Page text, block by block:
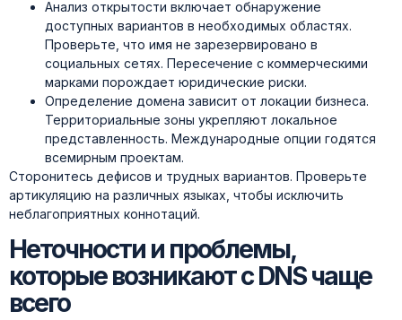
Анализ открытости включает обнаружение
доступных вариантов в необходимых областях.
Проверьте, что имя не зарезервировано в
социальных сетях. Пересечение с коммерческими
марками порождает юридические риски.
Определение домена зависит от локации бизнеса.
Территориальные зоны укрепляют локальное
представленность. Международные опции годятся
всемирным проектам.
Сторонитесь дефисов и трудных вариантов. Проверьте
артикуляцию на различных языках, чтобы исключить
неблагоприятных коннотаций.
Неточности и проблемы,
которые возникают с DNS чаще
всего